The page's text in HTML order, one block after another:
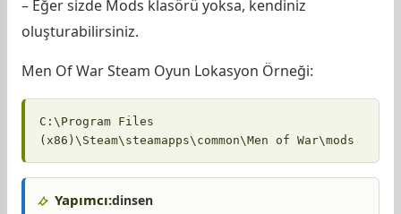
– Eğer sizde Mods klasörü yoksa, kendiniz
oluşturabilirsiniz.
Men Of War Steam Oyun Lokasyon Örneği:
C:\Program Files
(x86)\Steam\steamapps\common\Men of War\mods
Yapımcı:dinsen